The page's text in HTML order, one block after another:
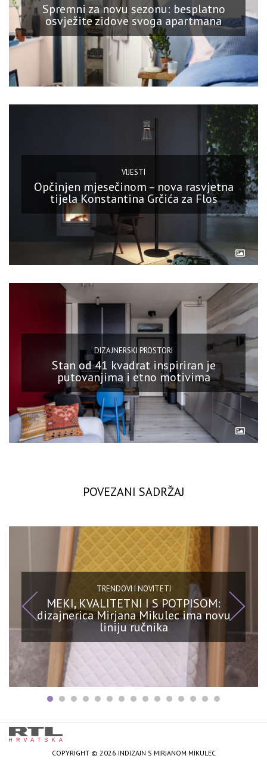
Spremni za novu sezonu: besplatno
osvježite zidove svoga apartmana
VIJESTI
Opčinjen mjesečinom – nova rasvjetna
tijela Konstantina Grčića za Flos
DIZAJNERSKI PROSTORI
Stan od 41 kvadrat inspiriran je
putovanjima i etno motivima
POVEZANI SADRŽAJ
TRENDOVI I NOVITETI
MEKI, KVALITETNI I S POTPISOM:
dizajnerica Mirjana Mikulec ima novu
liniju ručnika
COPYRIGHT © 2026 INDIZAJN S MIRJANOM MIKULEC